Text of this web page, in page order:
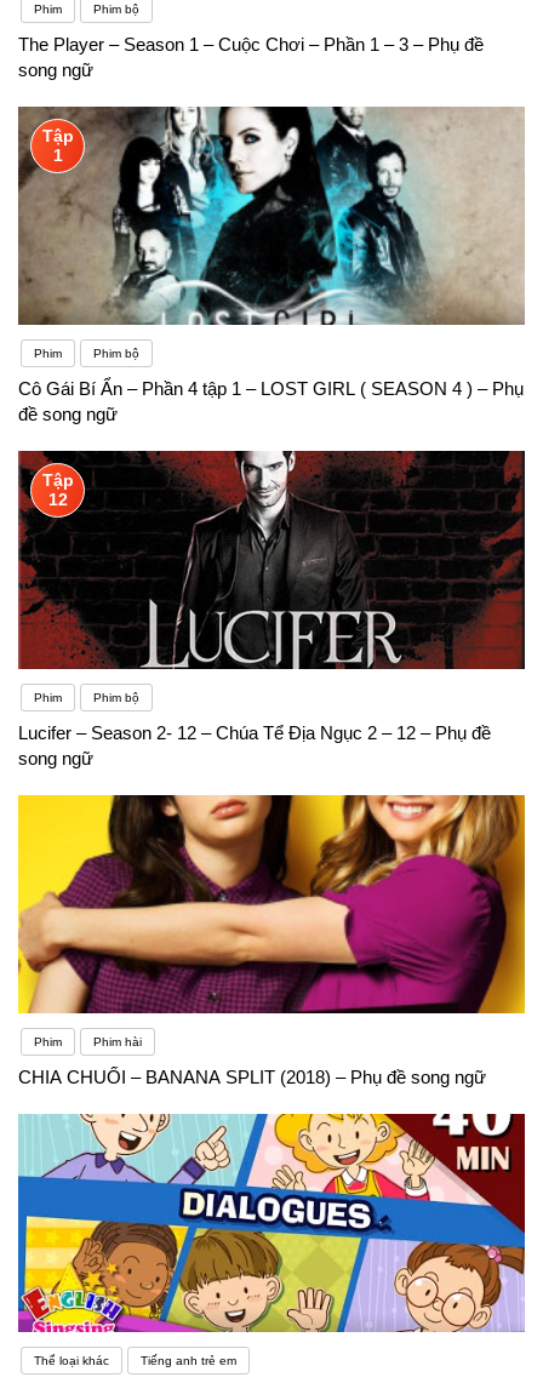
Phim Phim bộ
The Player – Season 1 – Cuộc Chơi – Phần 1 – 3 – Phụ đề
song ngữ
Tập
1
Phim Phim bộ
Cô Gái Bí Ẩn – Phần 4 tập 1 – LOST GIRL ( SEASON 4 ) – Phụ
đề song ngữ
Tập
12
Phim Phim bộ
Lucifer – Season 2- 12 – Chúa Tể Địa Ngục 2 – 12 – Phụ đề
song ngữ
Phim Phim hài
CHIA CHUỐI – BANANA SPLIT (2018) – Phụ đề song ngữ
Thể loại khác Tiếng anh trẻ em